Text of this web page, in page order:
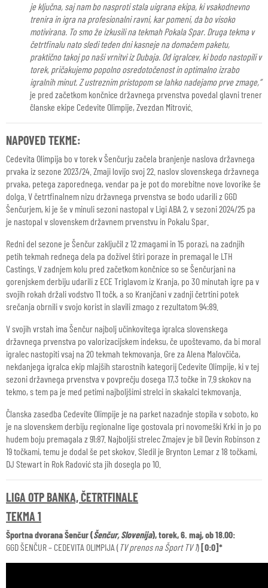
je ključna, saj nam bo nasproti stala uigrana ekipa, ki vsakodnevno
trenira in igra na profesionalni ravni, kar pomeni, da bo visoko
motivirana. To smo že izkusili na tekmah Pokala Spar. Druga tekma v
četrtfinalu nato sledi teden dni kasneje na domačem paketu,
praktično takoj po naši vrnitvi iz Dubaja. Od igralcev, ki bodo nastopili v
torek, pričakujemo popolno osredotočenost in optimalno izrabo
igralnih minut. Z ustreznim pristopom se lahko nadejamo prve zmage,”
je pred začetkom končnice državnega prvenstva povedal glavni trener
članske ekipe Cedevite Olimpije, Zvezdan Mitrović.
NAPOVED TEKME:
Cedevita Olimpija bo v torek v Šenčurju začela branjenje naslova državnega
prvaka iz sezone 2023/24. Zmaji lovijo svoj 22. naslov slovenskega državnega
prvaka, petega zaporednega, vendar pa je pot do morebitne nove lovorike še
dolga. V četrtfinalnem nizu državnega prvenstva se bodo udarili z GGD
Šenčurjem, ki je še v minuli sezoni nastopal v Ligi ABA 2, v sezoni 2024/25 pa
je nastopal v slovenskem državnem prvenstvu in Pokalu Spar.
Redni del sezone je Šenčur zaključil z 12 zmagami in 15 porazi, na zadnjih
petih tekmah rednega dela pa doživel štiri poraze in premagal le LTH
Castings. V zadnjem kolu pred začetkom končnice so se Šenčurjani na
gorenjskem derbiju udarili z ECE Triglavom iz Kranja, po 30 minutah igre pa v
svojih rokah držali vodstvo 11 točk, a so Kranjčani v zadnji četrtini potek
srečanja obrnili v svojo korist in slavili zmago z rezultatom 94:89.
V svojih vrstah ima Šenčur najbolj učinkovitega igralca slovenskega
državnega prvenstva po valorizacijskem indeksu, če upoštevamo, da bi moral
igralec nastopiti vsaj na 20 tekmah tekmovanja. Gre za Alena Malovčiča,
nekdanjega igralca ekip mlajših starostnih kategorij Cedevite Olimpije, ki v tej
sezoni državnega prvenstva v povprečju dosega 17,3 točke in 7.9 skokov na
tekmo, s tem pa je med petimi najboljšimi strelci in skakalci tekmovanja.
Članska zasedba Cedevite Olimpije je na parket nazadnje stopila v soboto, ko
je na slovenskem derbiju regionalne lige gostovala pri novomeški Krki in jo po
hudem boju premagala z 91:87. Najboljši strelec Zmajev je bil Devin Robinson z
19 točkami, temu je dodal še pet skokov. Sledil je Brynton Lemar z 18 točkami,
DJ Stewart in Rok Radović sta jih dosegla po 10.
LIGA OTP BANKA, ČETRTFINALE
TEKMA 1
Športna dvorana Šenčur (Šenčur, Slovenija), torek, 6. maj, ob 18.00:
GGD ŠENČUR – CEDEVITA OLIMPIJA ( TV prenos na Šport TV 1)[0:0]*